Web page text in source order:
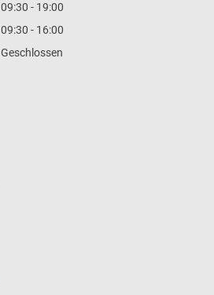
09:30 - 19:00
09:30 - 16:00
Geschlossen